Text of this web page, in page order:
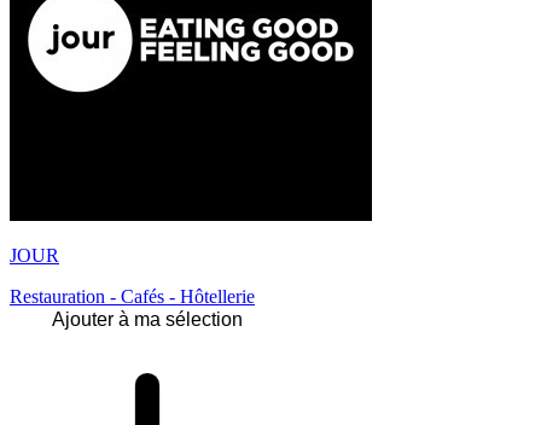
JOUR
Restauration - Cafés - Hôtellerie
Ajouter à ma sélection